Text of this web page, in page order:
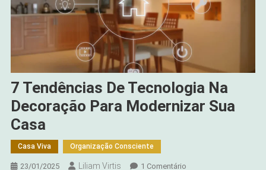
7 Tendências De Tecnologia Na
Decoração Para Modernizar Sua
Casa
Casa Viva Organização Consciente
23/01/2025 Liliam Virtis 1 ComentárioEm